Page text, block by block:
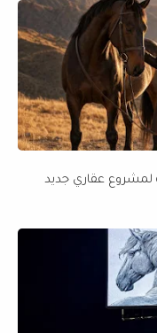
لمشروع عقاري جديد